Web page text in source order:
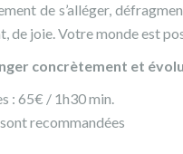
de s’alléger,
de joie. Votre monde est
concrètement et
: 65€ / 1h30 min.
recommandées